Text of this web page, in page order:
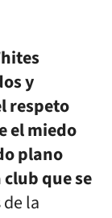
y
respeto
el miedo
plano
que se
la